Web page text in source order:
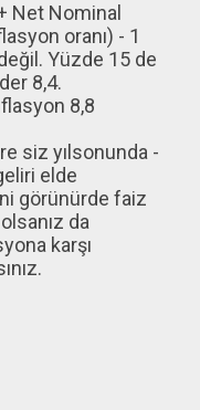
Net Nominal
oranı) - 1
Yüzde 15 de
8,4.
8,8
siz yılsonunda -
elde
görünürde faiz
da
karşı